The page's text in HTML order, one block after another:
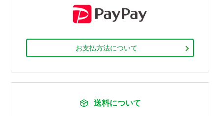
お支払方法について
送料について